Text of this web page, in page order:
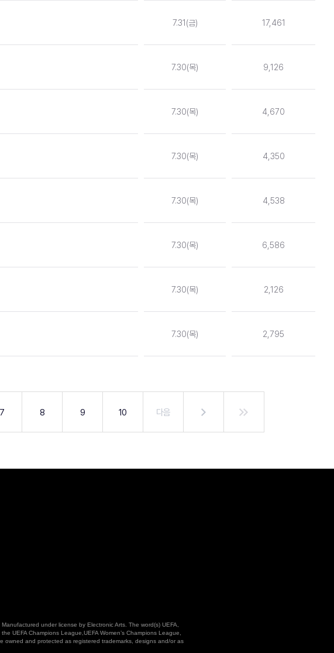
7.31(금) 17,461
7.30(목) 9,126
7.30(목) 4,670
7.30(목) 4,350
7.30(목) 4,538
7.30(목) 6,586
7.30(목) 2,126
7.30(목) 2,795
7 8 9 10 다음
under license by Electronic Arts. The word(s) UEFA,
UEFA Champions League,UEFA Women’s Champions League,
owned and protected as registered trademarks, designs and/or as